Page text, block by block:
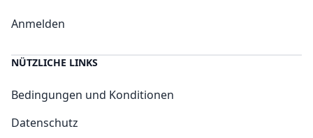
Anmelden
NÜTZLICHE LINKS
Bedingungen und Konditionen
Datenschutz